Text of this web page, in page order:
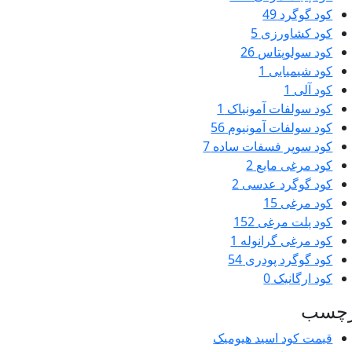
کود گوگرد 49
کود کشاورزی 5
کود سولوپتاس 26
کود شیمیایی 1
کود آلی 1
کود سولفات آمونیاک 1
کود سولفات آمونیوم 56
کود سوپر فسفات ساده 7
کود مرغی مایع 2
کود گوگرد عدسی 2
کود مرغی 15
کود پلت مرغی 152
کود مرغی گرانوله 1
کود گوگرد پودری 54
کود ارگانیک 0
قیمت کود اسید هیومیک